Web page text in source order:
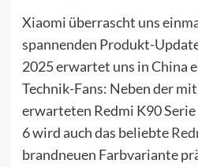
Xiaomi überrascht uns
spannenden Produkt-
2025 erwartet uns in China
Technik-Fans: Neben der
erwarteten Redmi K90
6 wird auch das beliebte
brandneuen Farbvariante